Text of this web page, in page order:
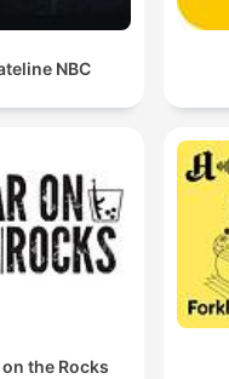
NBC
the Rocks